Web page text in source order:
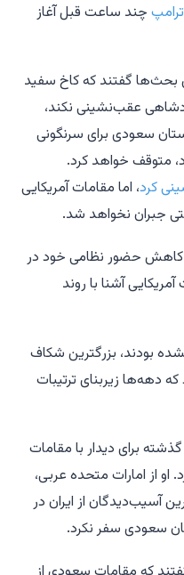
ترامپ چند ساعت قبل آغاز
بحث‌ها گفتند که کاخ سفید
عقب‌نشینی نکند،
سعودی برای سرنگونی
متوقف خواهد کرد.
کرد، اما مقامات آمریکایی
جبران نخواهد شد.
کاهش حضور نظامی خود در
آشنا با روند
بودند، بزرگترین شکاف
دهه‌ها زیربنای ترتیبات
برای دیدار با مقامات
از امارات متحده عربی،
آسیب‌دیدگان از ایران در
سعودی سفر نکرد.